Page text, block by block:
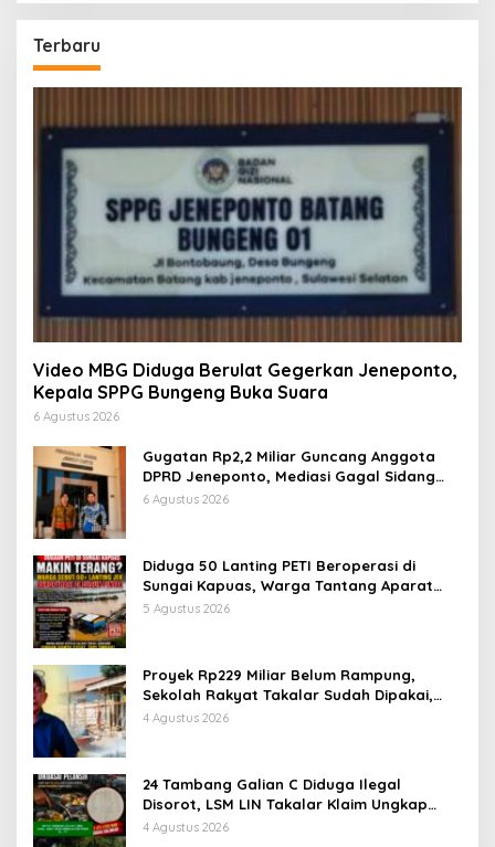
Terbaru
Video MBG Diduga Berulat Gegerkan Jeneponto,
Kepala SPPG Bungeng Buka Suara
6 Agustus 2026
Gugatan Rp2,2 Miliar Guncang Anggota
DPRD Jeneponto, Mediasi Gagal Sidang
Masuk Pembuktian
6 Agustus 2026
Diduga 50 Lanting PETI Beroperasi di
Sungai Kapuas, Warga Tantang Aparat
Bongkar Aktor di Balik Tambang Emas
5 Agustus 2026
Proyek Rp229 Miliar Belum Rampung,
Sekolah Rakyat Takalar Sudah Dipakai,
Dugaan Pembatasan Jurnalis Disorot
4 Agustus 2026
24 Tambang Galian C Diduga Ilegal
Disorot, LSM LIN Takalar Klaim Ungkap
Dugaan Mafia Solar Subsidi dan Kerusakan
4 Agustus 2026